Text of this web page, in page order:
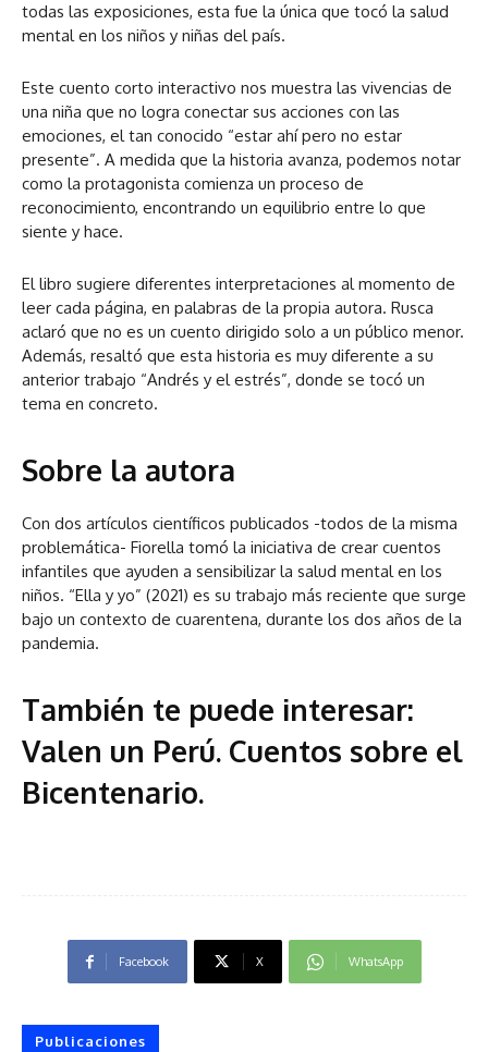
todas las exposiciones, esta fue la única que tocó la salud
mental en los niños y niñas del país.
Este cuento corto interactivo nos muestra las vivencias de
una niña que no logra conectar sus acciones con las
emociones, el tan conocido “estar ahí pero no estar
presente”. A medida que la historia avanza, podemos notar
como la protagonista comienza un proceso de
reconocimiento, encontrando un equilibrio entre lo que
siente y hace.
El libro sugiere diferentes interpretaciones al momento de
leer cada página, en palabras de la propia autora. Rusca
aclaró que no es un cuento dirigido solo a un público menor.
Además, resaltó que esta historia es muy diferente a su
anterior trabajo “Andrés y el estrés”, donde se tocó un
tema en concreto.
Sobre la autora
Con dos artículos científicos publicados -todos de la misma
problemática- Fiorella tomó la iniciativa de crear cuentos
infantiles que ayuden a sensibilizar la salud mental en los
niños. “Ella y yo” (2021) es su trabajo más reciente que surge
bajo un contexto de cuarentena, durante los dos años de la
pandemia.
También te puede interesar:
Valen un Perú. Cuentos sobre el
Bicentenario.
Facebook X WhatsApp
Publicaciones